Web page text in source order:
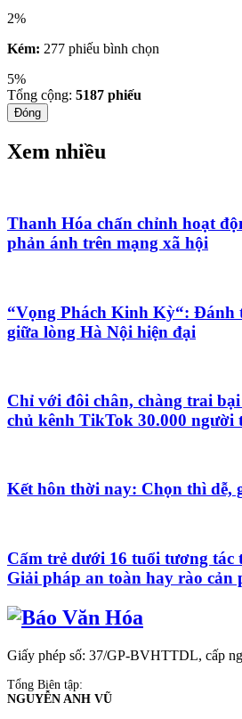
2%
Kém: 277 phiếu bình chọn
5%
Tổng cộng: 5187 phiếu
Đóng
Xem nhiều
Thanh Hóa chấn chỉnh hoạt
phản ánh trên mạng xã hội
“Vọng Phách Kinh Kỳ“: Đánh
giữa lòng Hà Nội hiện đại
Chỉ với đôi chân, chàng trai
chủ kênh TikTok 30.000 người
Kết hôn thời nay: Chọn thì dễ,
Cấm trẻ dưới 16 tuổi tương tác
Giải pháp an toàn hay rào cản
Giấy phép số: 37/GP-BVHTTDL, cấp
Tổng Biên tập:
NGUYỄN ANH VŨ